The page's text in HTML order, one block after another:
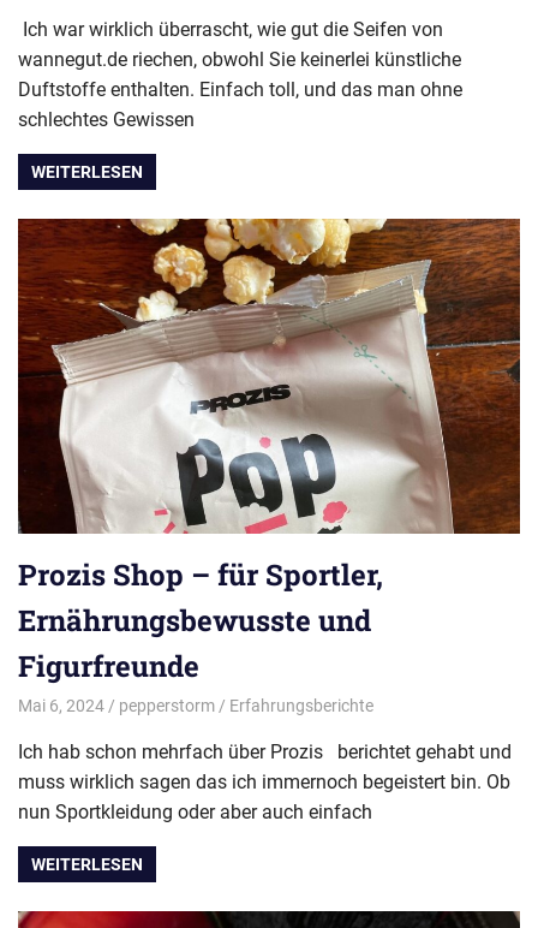
Ich war wirklich überrascht, wie gut die Seifen von
wannegut.de riechen, obwohl Sie keinerlei künstliche
Duftstoffe enthalten. Einfach toll, und das man ohne
schlechtes Gewissen
WEITERLESEN
Prozis Shop – für Sportler,
Ernährungsbewusste und
Figurfreunde
Mai 6, 2024 pepperstorm Erfahrungsberichte
Ich hab schon mehrfach über Prozis berichtet gehabt und
muss wirklich sagen das ich immernoch begeistert bin. Ob
nun Sportkleidung oder aber auch einfach
WEITERLESEN